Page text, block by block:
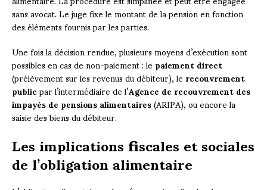
sans avocat. Le juge fixe le montant de la pension en fonction
des éléments fournis par les parties.
Une fois la décision rendue, plusieurs moyens d’exécution sont
possibles en cas de non-paiement : lepaiement direct
(prélèvement sur les revenus du débiteur), lerecouvrement
publicpar l’intermédiaire de l’Agence de recouvrement des
impayés de pensions alimentaires(ARIPA), ou encore la
saisie des biens du débiteur.
Les implications fiscales et sociales
de l’obligation alimentaire